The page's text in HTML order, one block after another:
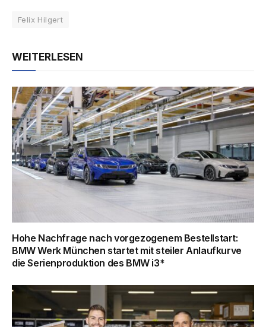
Felix Hilgert
WEITERLESEN
Hohe Nachfrage nach vorgezogenem Bestellstart:
BMW Werk München startet mit steiler Anlaufkurve
die Serienproduktion des BMW i3*